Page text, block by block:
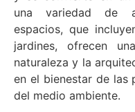
una variedad de
espacios, que
jardines, ofrecen
naturaleza y la
en el bienestar de las
del medio ambiente.